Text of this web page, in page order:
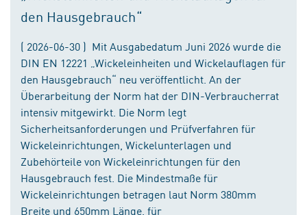
den Hausgebrauch“
( 2026-06-30 ) Mit Ausgabedatum Juni 2026 wurde die
DIN EN 12221 „Wickeleinheiten und Wickelauflagen für
den Hausgebrauch“ neu veröffentlicht. An der
Überarbeitung der Norm hat der DIN-Verbraucherrat
intensiv mitgewirkt. Die Norm legt
Sicherheitsanforderungen und Prüfverfahren für
Wickeleinrichtungen, Wickelunterlagen und
Zubehörteile von Wickeleinrichtungen für den
Hausgebrauch fest. Die Mindestmaße für
Wickeleinrichtungen betragen laut Norm 380mm
Breite und 650mm Länge, für